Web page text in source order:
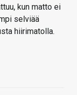
kun matto ei
selviää
hiirimatolla.